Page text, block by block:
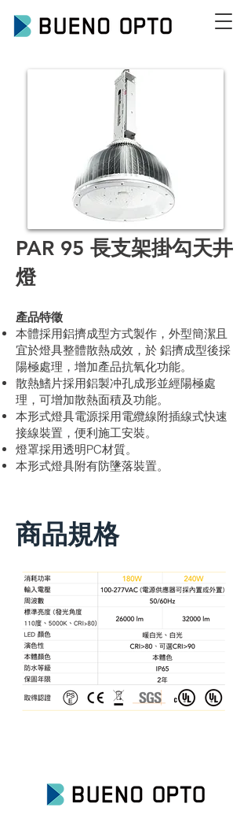
PAR 95 長支架掛勾天井
燈
產品特徵
本體採用鋁擠成型方式製作，外型簡潔且
宜於燈具整體散熱成效，於 鋁擠成型後採
陽極處理，增加產品抗氧化功能。
散熱鰭片採用鋁製冲孔成形並經陽極處
理，可增加散熱面積及功能。
本形式燈具電源採用電纜線附插線式快速
接線裝置，便利施工安裝。
燈罩採用透明PC材質。
本形式燈具附有防墬落裝置。
​商品規格